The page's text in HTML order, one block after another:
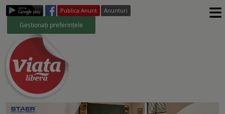
Publica Anunt Anunturi
Gestionați preferințele ≡